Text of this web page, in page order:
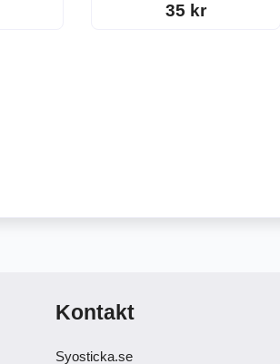
35 kr
Kontakt
Syosticka.se